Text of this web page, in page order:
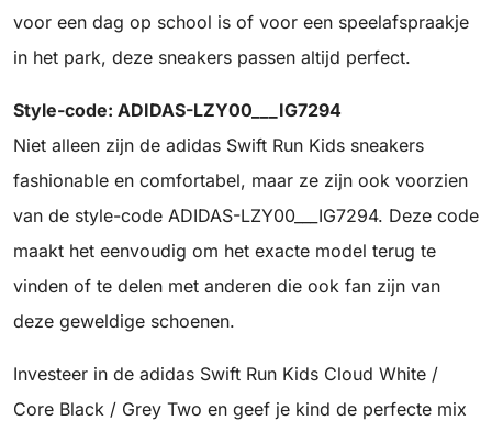
voor een dag op school is of voor een speelafspraakje
in het park, deze sneakers passen altijd perfect.
Style-code: ADIDAS-LZY00___IG7294
Niet alleen zijn de adidas Swift Run Kids sneakers
fashionable en comfortabel, maar ze zijn ook voorzien
van de style-code ADIDAS-LZY00___IG7294. Deze code
maakt het eenvoudig om het exacte model terug te
vinden of te delen met anderen die ook fan zijn van
deze geweldige schoenen.
Investeer in de adidas Swift Run Kids Cloud White /
Core Black / Grey Two en geef je kind de perfecte mix